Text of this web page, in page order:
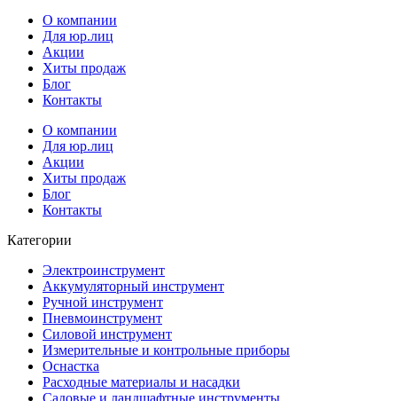
О компании
Для юр.лиц
Акции
Хиты продаж
Блог
Контакты
О компании
Для юр.лиц
Акции
Хиты продаж
Блог
Контакты
Категории
Электроинструмент
Аккумуляторный инструмент
Ручной инструмент
Пневмоинструмент
Силовой инструмент
Измерительные и контрольные приборы
Оснастка
Расходные материалы и насадки
Садовые и ландшафтные инструменты